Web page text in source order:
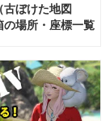
ぼけた地図
の場所・座標一覧